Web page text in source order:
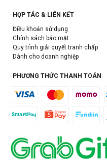
HỢP TÁC & LIÊN KẾT
Điều khoản sử dụng
Chính sách bảo mật
Quy trình giải quyết tranh chấp
Dành cho doanh nghiệp
PHƯƠNG THỨC THANH TOÁN